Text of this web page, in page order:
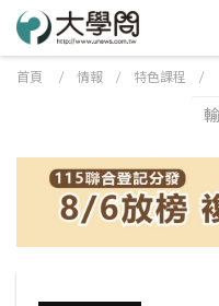
首頁 / 情報 / 特色課程 /